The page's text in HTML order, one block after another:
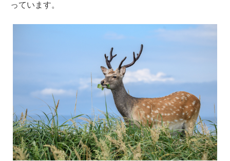
っています。